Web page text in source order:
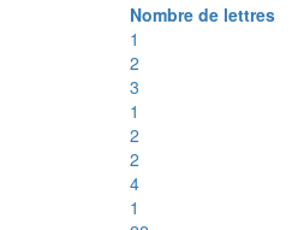
Nombre de lettres
1
2
3
1
2
2
4
1